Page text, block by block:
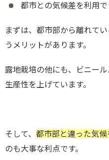
都市との気候差を利用で
まずは、都市部から離れてい
うメリットがあります。
露地栽培の他にも、ビニー
生産性を上げています。
そして、 都市部と違った気候
のも大事な利点です。